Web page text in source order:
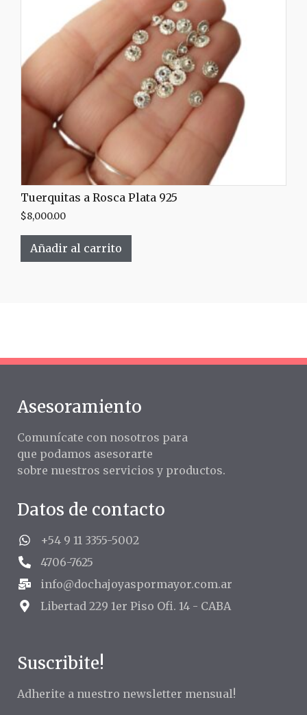
Tuerquitas a Rosca Plata 925
$8,000.00
Añadir al carrito
Asesoramiento
Comunícate con nosotros para
que podamos asesorarte
sobre nuestros servicios y productos.
Datos de contacto
+54 9 11 3355-5002
4706-7625
info@dochajoyaspormayor.com.ar
Libertad 229 1er Piso Ofi. 14 - CABA
Suscribite!
Adherite a nuestro newsletter mensual!